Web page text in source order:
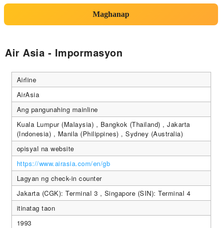
Maghanap
Air Asia - Impormasyon
Airline
AirAsia
Ang pangunahing mainline
Kuala Lumpur (Malaysia) , Bangkok (Thailand) , Jakarta
(Indonesia) , Manila (Philippines) , Sydney (Australia)
opisyal na website
https://www.airasia.com/en/gb
Lagyan ng check-in counter
Jakarta (CGK): Terminal 3 , Singapore (SIN): Terminal 4
itinatag taon
1993